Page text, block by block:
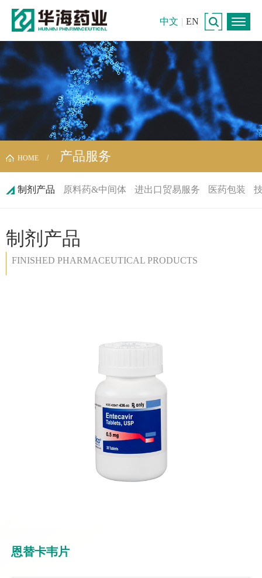
中文 | EN
HOME 产品服务
制剂产品 原料药&中间体 进出口贸易服务 医药包装
制剂产品
FINISHED PHARMACEUTICAL PRODUCTS
恩替卡韦片